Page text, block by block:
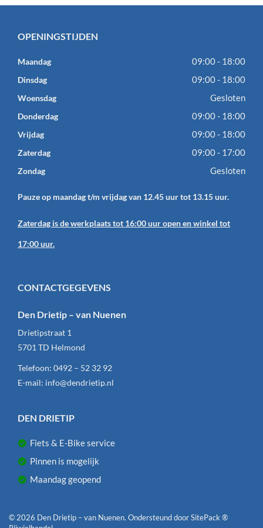
OPENINGSTIJDEN
Maandag 09:00 - 18:00
Dinsdag 09:00 - 18:00
Woensdag Gesloten
Donderdag 09:00 - 18:00
Vrijdag 09:00 - 18:00
Zaterdag 09:00 - 17:00
Zondag Gesloten
Pauze op maandag t/m vrijdag van 12.45 uur tot 13.15 uur.
Zaterdag is de werkplaats tot 16:00 uur open en winkel tot
17:00 uur.
CONTACTGEGEVENS
Den Drietip – van Nuenen
Drietipstraat 1
5701 TD Helmond
Telefoon: 0492 – 52 32 92
E-mail: info@dendrietip.nl
DEN DRIETIP
Fiets & E-Bike service
Pinnen is mogelijk
Maandag geopend
© 2026 Den Drietip – van Nuenen. Ondersteund doorSitePack ®